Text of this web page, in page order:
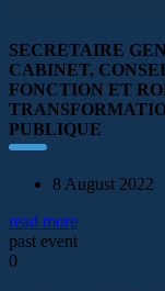
SECRETAIRE
CABINET,
FONCTION ET
PUBLIQUE
8 August 2022
read more
past event
0